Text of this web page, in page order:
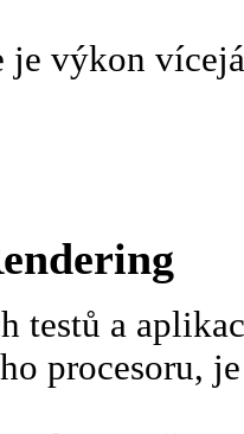
je výkon
testů a
procesoru,